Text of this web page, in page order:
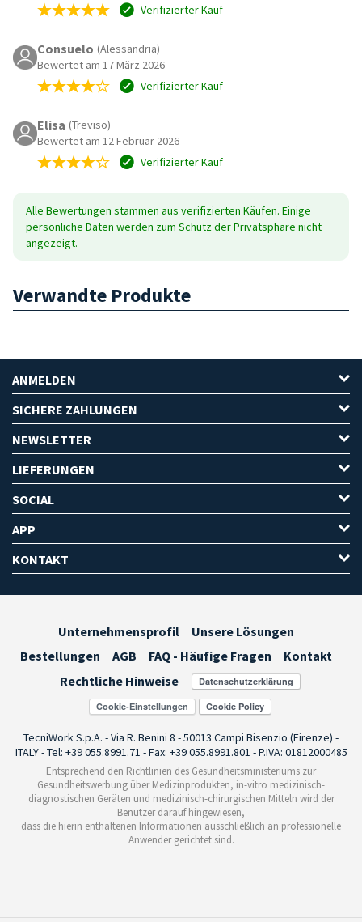
Verifizierter Kauf
Consuelo (Alessandria)
Bewertet am 17 März 2026
Verifizierter Kauf
Elisa (Treviso)
Bewertet am 12 Februar 2026
Verifizierter Kauf
Alle Bewertungen stammen aus verifizierten Käufen. Einige
persönliche Daten werden zum Schutz der Privatsphäre nicht
angezeigt.
Verwandte Produkte
ANMELDEN
SICHERE ZAHLUNGEN
NEWSLETTER
LIEFERUNGEN
SOCIAL
APP
KONTAKT
Unternehmensprofil
Unsere Lösungen
Bestellungen
AGB FAQ - Häufige Fragen
Kontakt
Rechtliche Hinweise
Cookie-Einstellungen
TecniWork S.p.A. - Via R. Benini 8 - 50013 Campi Bisenzio (Firenze) -
ITALY - Tel: +39 055.8991.71 - Fax: +39 055.8991.801 - P.IVA: 01812000485
Entsprechend den Richtlinien des Gesundheitsministeriums zur
Gesundheitswerbung über Medizinprodukten, in-vitro medizinisch-
diagnostischen Geräten und medizinisch-chirurgischen Mitteln wird der
Benutzer darauf hingewiesen,
dass die hierin enthaltenen Informationen ausschließlich an professionelle
Anwender gerichtet sind.